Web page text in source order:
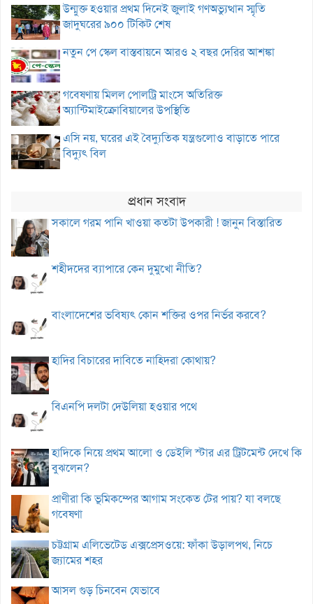
উন্মুক্ত হওয়ার প্রথম দিনেই জুলাই গণঅভ্যুত্থান স্মৃতি
জাদুঘরের ৯০০ টিকিট শেষ
নতুন পে স্কেল বাস্তবায়নে আরও ২ বছর দেরির আশঙ্কা
গবেষণায় মিলল পোলট্রি মাংসে অতিরিক্ত
অ্যান্টিমাইক্রোবিয়ালের উপস্থিতি
এসি নয়, ঘরের এই বৈদ্যুতিক যন্ত্রগুলোও বাড়াতে পারে
বিদ্যুৎ বিল
প্রধান সংবাদ
সকালে গরম পানি খাওয়া কতটা উপকারী ! জানুন বিস্তারিত
শহীদদের ব্যাপারে কেন দুমুখো নীতি?
বাংলাদেশের ভবিষ্যৎ কোন শক্তির ওপর নির্ভর করবে?
হাদির বিচারের দাবিতে নাহিদরা কোথায়?
বিএনপি দলটা দেউলিয়া হওয়ার পথে
হাদিকে নিয়ে প্রথম আলো ও ডেইলি স্টার এর ট্রিটমেন্ট দেখে কি
বুঝলেন?
প্রাণীরা কি ভূমিকম্পের আগাম সংকেত টের পায়? যা বলছে
গবেষণা
চট্টগ্রাম এলিভেটেড এক্সপ্রেসওয়ে: ফাঁকা উড়ালপথ, নিচে
জ্যামের শহর
আসল গুড় চিনবেন যেভাবে